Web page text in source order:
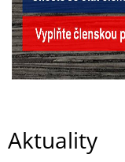
Aktuality